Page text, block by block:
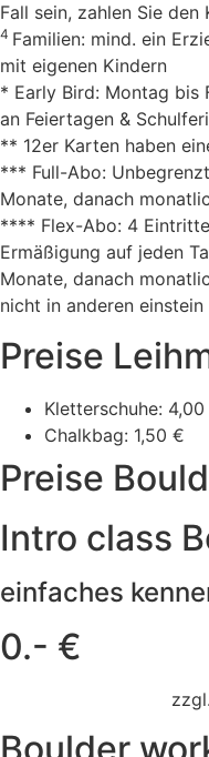
Fall sein, zahlen Sie den
4 Familien: mind. ein
mit eigenen Kindern
* Early Bird: Montag bis
an Feiertagen &
** 12er Karten haben
*** Full-Abo:
Monate, danach
**** Flex-Abo: 4
Ermäßigung auf jeden
Monate, danach
nicht in anderen
Preise
Kletterschuhe:
Chalkbag: 1,50 €
Preise
Intro class
einfaches
0.- €